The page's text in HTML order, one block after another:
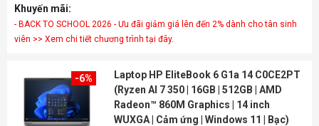
Khuyến mãi:
- BACK TO SCHOOL 2026 - Ưu đãi giảm giá lên đến 2% dành cho tân sinh
viên >> Xem chi tiết chương trình tại đây.
-6%
Laptop HP EliteBook 6 G1a 14 C0CE2PT
(Ryzen AI 7 350 | 16GB | 512GB | AMD
Radeon™ 860M Graphics | 14 inch
WUXGA | Cảm ứng | Windows 11 | Bạc)